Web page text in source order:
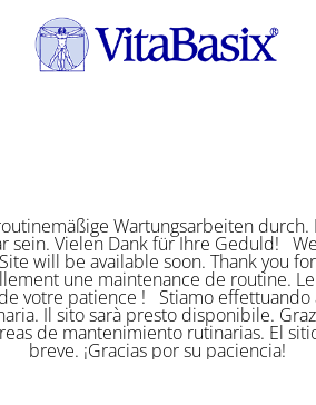
Wartungsarbeiten
sein. Vielen Dank für Ihre Geduld!
will be available soon. Thank you
une maintenance de routine.
votre patience ! Stiamo effettuando
Il sito sarà presto disponibile.
de mantenimiento rutinarias. El
breve. ¡Gracias por su paciencia!